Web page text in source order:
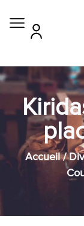
Accueil/